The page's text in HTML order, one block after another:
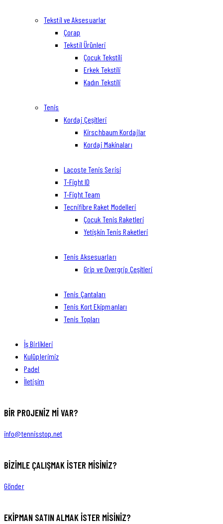
Tekstil ve Aksesuarlar
Çorap
Tekstil Ürünleri
Çocuk Tekstili
Erkek Tekstili
Kadın Tekstili
Tenis
Kordaj Çeşitleri
Kirschbaum Kordajlar
Kordaj Makinaları
Lacoste Tenis Serisi
T-Fight ID
T-Fight Team
Tecnifibre Raket Modelleri
Çocuk Tenis Raketleri
Yetişkin Tenis Raketleri
Tenis Aksesuarları
Grip ve Overgrip Çeşitleri
Tenis Çantaları
Tenis Kort Ekipmanları
Tenis Topları
İş Birlikleri
Kulüplerimiz
Padel
İletişim
BIR PROJENIZ MI VAR?
info@tennisstop.net
BIZIMLE ÇALIŞMAK İSTER MISINIZ?
Gönder
EKIPMAN SATIN ALMAK ISTER MISINIZ?